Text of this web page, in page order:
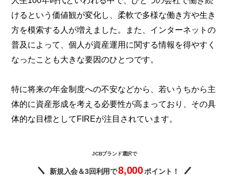
けるという価値観が変化し、柔軟で多様な働き方や生き
方を模索する人が増えました。また、インターネットの
普及によって、個人が資産運用に関する情報を得やすく
なったことも大きな要因のひとつです。
特に将来の年金制度への不安などから、若いうちから主
体的に資産形成を考える必要性が高まっており、その具
体的な目標としてFIREが注目されています。
JCBブランド選択で
新規入会＆3回利用で8,000ポイント！